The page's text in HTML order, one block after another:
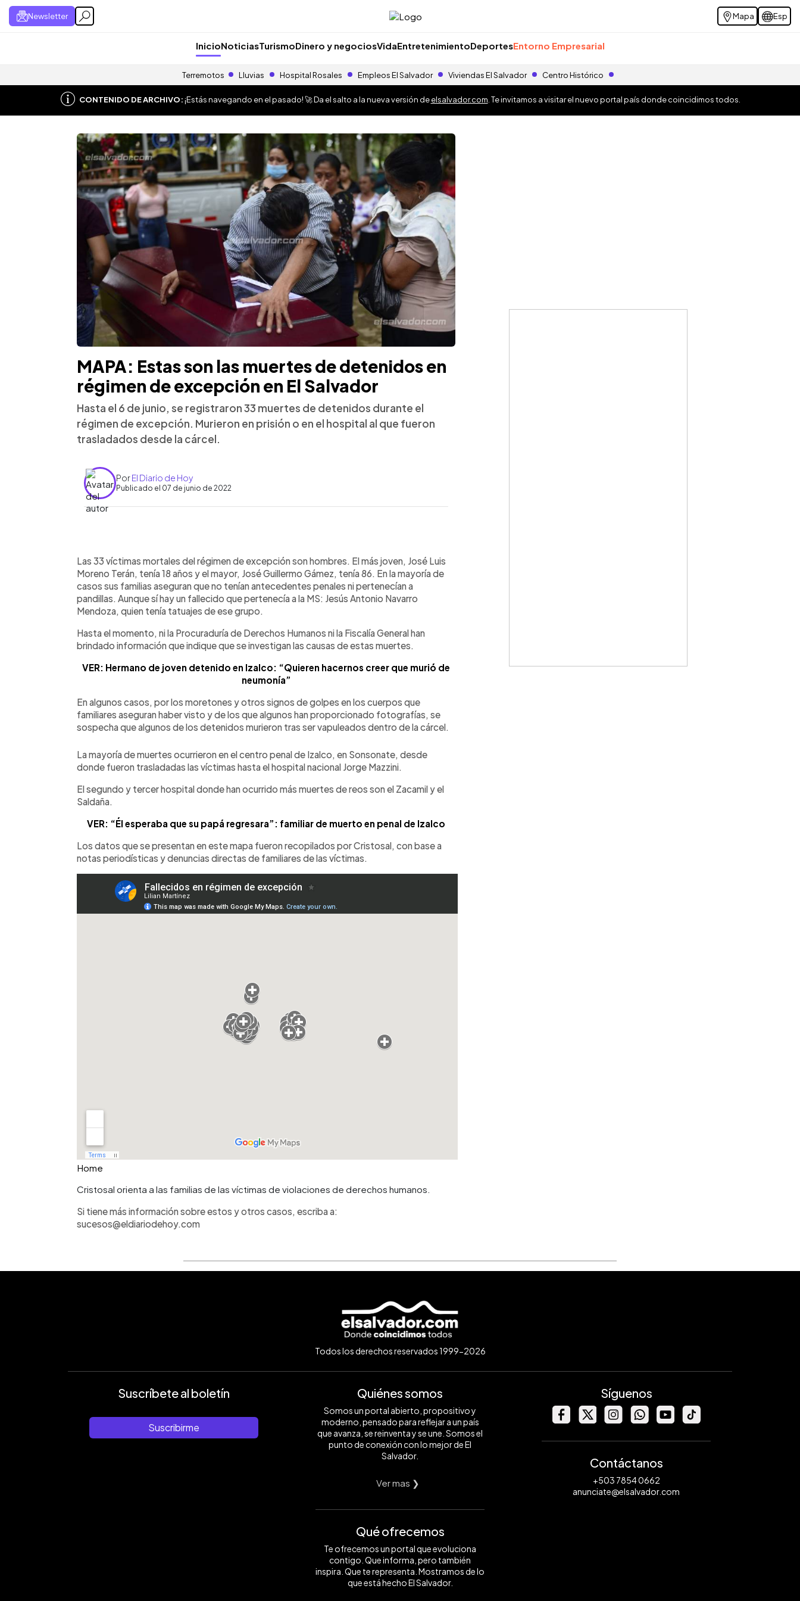
Newsletter Mapa Esp
InicioNoticiasTurismoDinero y negociosVidaEntretenimientoDeportesEntorno Empresarial
Terremotos Lluvias Hospital Rosales Empleos El Salvador Viviendas El Salvador Centro Histórico
CONTENIDO DE ARCHIVO:¡Estás navegando en el pasado! 🚀 Da el salto a la nueva versión deelsalvador.com . Te invitamos a visitar el nuevo portal país donde coincidimos todos.
MAPA: Estas son las muertes de detenidos en
régimen de excepción en El Salvador
Hasta el 6 de junio, se registraron 33 muertes de detenidos durante el
régimen de excepción. Murieron en prisión o en el hospital al que fueron
trasladados desde la cárcel.
PorEl Diario de Hoy
Publicado el 07 de junio de 2022
► Escuchar artículo
Las 33 víctimas mortales del régimen de excepción son hombres. El más joven, José Luis
Moreno Terán, tenía 18 años y el mayor, José Guillermo Gámez, tenía 86. En la mayoría de
casos sus familias aseguran que no tenían antecedentes penales ni pertenecían a
pandillas. Aunque sí hay un fallecido que pertenecía a la MS: Jesús Antonio Navarro
Mendoza, quien tenía tatuajes de ese grupo.
Hasta el momento, ni la Procuraduría de Derechos Humanos ni la Fiscalía General han
brindado información que indique que se investigan las causas de estas muertes.
VER: Hermano de joven detenido en Izalco: “Quieren hacernos creer que murió de
neumonía”
En algunos casos, por los moretones y otros signos de golpes en los cuerpos que
familiares aseguran haber visto y de los que algunos han proporcionado fotografías, se
sospecha que algunos de los detenidos murieron tras ser vapuleados dentro de la cárcel.
La mayoría de muertes ocurrieron en el centro penal de Izalco, en Sonsonate, desde
donde fueron trasladadas las víctimas hasta el hospital nacional Jorge Mazzini.
El segundo y tercer hospital donde han ocurrido más muertes de reos son el Zacamil y el
Saldaña.
VER: “Él esperaba que su papá regresara”: familiar de muerto en penal de Izalco
Los datos que se presentan en este mapa fueron recopilados por Cristosal, con base a
notas periodísticas y denuncias directas de familiares de las víctimas.
Home
Cristosal orienta a las familias de las víctimas de violaciones de derechos humanos.
Si tiene más información sobre estos y otros casos, escriba a:
sucesos@eldiariodehoy.com
Todos los derechos reservados 1999-2026
Suscríbete al boletín
Suscribirme
Quiénes somos
Somos un portal abierto, propositivo y
moderno, pensado para reflejar a un país
que avanza, se reinventa y se une. Somos el
punto de conexión con lo mejor de El
Salvador.
Ver mas ❯
Qué ofrecemos
Te ofrecemos un portal que evoluciona
contigo. Que informa, pero también
inspira. Que te representa. Mostramos de lo
que está hecho El Salvador.
Síguenos
Contáctanos
+503 7854 0662
anunciate@elsalvador.com